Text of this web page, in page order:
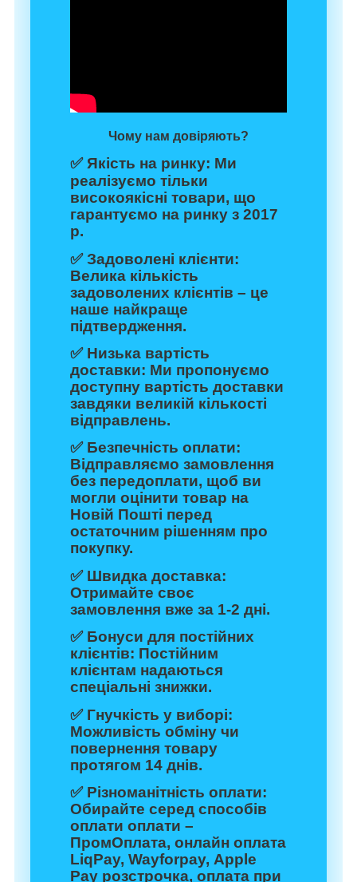
Чому нам довіряють?
✅ Якість на ринку: Ми
реалізуємо тільки
високоякісні товари, що
гарантуємо на ринку з 2017
р.
✅Задоволені клієнти:
Велика кількість
задоволених клієнтів – це
наше найкраще
підтвердження.
✅ Низька вартість
доставки: Ми пропонуємо
доступну вартість доставки
завдяки великій кількості
відправлень.
✅ Безпечність оплати:
Відправляємо замовлення
без передоплати, щоб ви
могли оцінити товар на
Новій Пошті перед
остаточним рішенням про
покупку.
✅ Швидка доставка:
Отримайте своє
замовлення вже за 1-2 дні.
✅ Бонуси для постійних
клієнтів: Постійним
клієнтам надаються
спеціальні знижки.
✅ Гнучкість у виборі:
Можливість обміну чи
повернення товару
протягом 14 днів.
✅ Різноманітність оплати:
Обирайте серед способів
оплати оплати –
ПромОплата, онлайн оплата
LiqPay, Wayforpay, Apple
Pay розстрочка, оплата при